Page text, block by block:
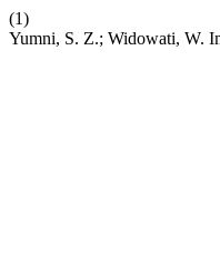
(1)
Yumni, S. Z.; Widowati, W.